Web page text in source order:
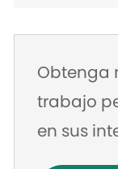
Obtenga
trabajo
en sus